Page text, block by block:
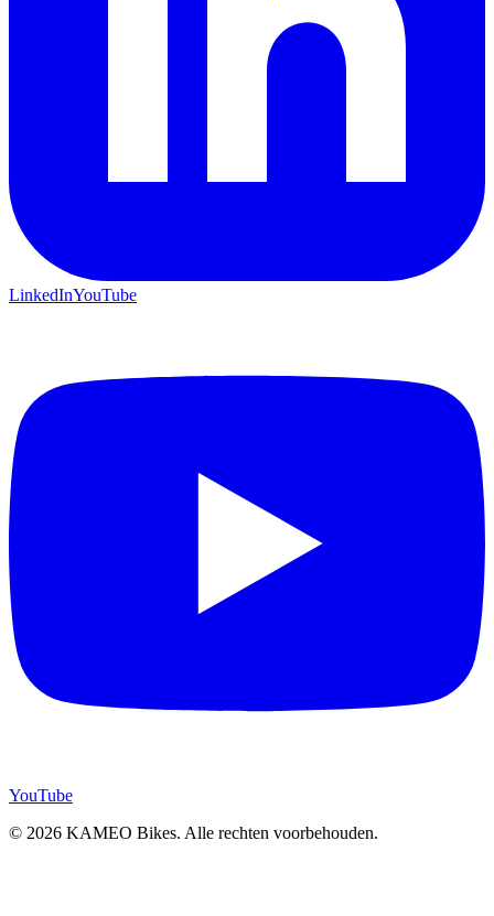
LinkedInYouTube
YouTube
© 2026 KAMEO Bikes. Alle rechten voorbehouden.